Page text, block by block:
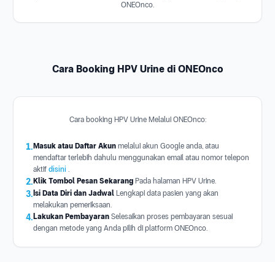
ONEOnco.
Cara Booking HPV Urine di ONEOnco
Cara booking HPV Urine Melalui ONEOnco:
1. Masuk atau Daftar Akun melalui akun Google anda, atau
mendaftar terlebih dahulu menggunakan email atau nomor telepon
aktif disini .
2. Klik Tombol Pesan Sekarang Pada halaman HPV Urine.
3. Isi Data Diri dan Jadwal Lengkapi data pasien yang akan
melakukan pemeriksaan.
4. Lakukan Pembayaran Selesaikan proses pembayaran sesuai
dengan metode yang Anda pilih di platform ONEOnco.